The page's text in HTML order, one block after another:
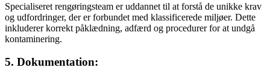
Specialiseret rengøringsteam er uddannet til at forstå de unikke krav
og udfordringer, der er forbundet med klassificerede miljøer. Dette
inkluderer korrekt påklædning, adfærd og procedurer for at undgå
kontaminering.
5. Dokumentation: